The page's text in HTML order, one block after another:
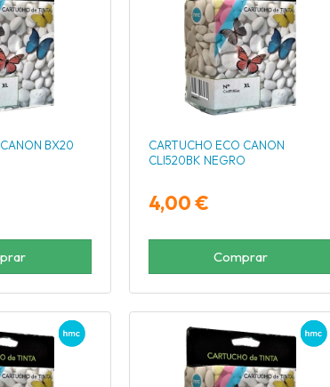
BX20
CARTUCHO ECO CANON
CLI520BK NEGRO
4,00 €
Comprar